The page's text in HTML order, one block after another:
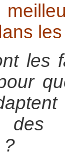
les
des
?